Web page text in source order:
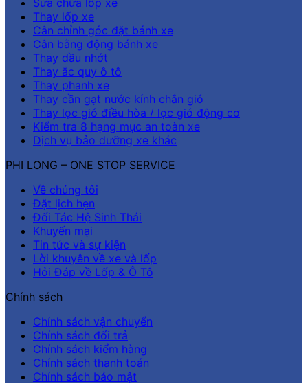
Thay lốp xe
Cân chỉnh góc đặt bánh xe
Cân bằng động bánh xe
Thay dầu nhớt
Thay ắc quy ô tô
Thay phanh xe
Thay cần gạt nước kính chắn gió
Thay lọc gió điều hòa / lọc gió động cơ
Kiểm tra 8 hạng mục an toàn xe
Dịch vụ bảo dưỡng xe khác
PHI LONG – ONE STOP SERVICE
Về chúng tôi
Đặt lịch hẹn
Đối Tác Hệ Sinh Thái
Khuyến mại
Tin tức và sự kiện
Lời khuyên về xe và lốp
Hỏi Đáp về Lốp & Ô Tô
Chính sách
Chính sách vận chuyển
Chính sách đổi trả
Chính sách kiểm hàng
Chính sách thanh toán
Chính sách bảo mật